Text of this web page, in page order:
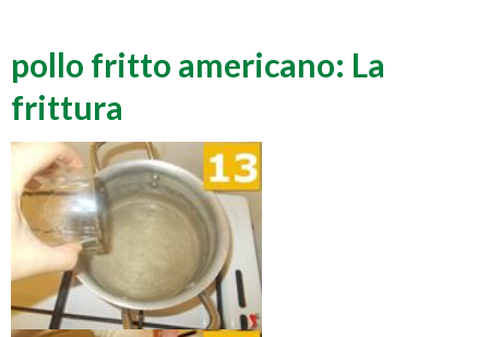
pollo fritto americano: La
frittura